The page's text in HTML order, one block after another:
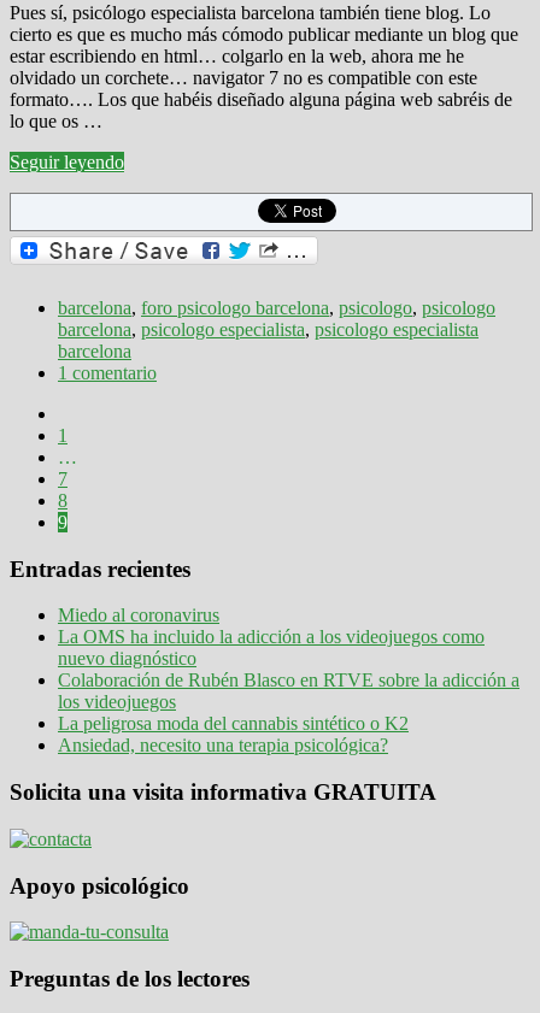
Pues sí, psicólogo especialista barcelona también tiene blog. Lo
cierto es que es mucho más cómodo publicar mediante un blog que
estar escribiendo en html… colgarlo en la web, ahora me he
olvidado un corchete… navigator 7 no es compatible con este
formato…. Los que habéis diseñado alguna página web sabréis de
lo que os …
Seguir leyendo
barcelona, foro psicologo barcelona, psicologo, psicologo
barcelona, psicologo especialista, psicologo especialista
barcelona
1 comentario
1
…
7
8
9
Entradas recientes
Miedo al coronavirus
La OMS ha incluido la adicción a los videojuegos como
nuevo diagnóstico
Colaboración de Rubén Blasco en RTVE sobre la adicción a
los videojuegos
La peligrosa moda del cannabis sintético o K2
Ansiedad, necesito una terapia psicológica?
Solicita una visita informativa GRATUITA
Apoyo psicológico
Preguntas de los lectores